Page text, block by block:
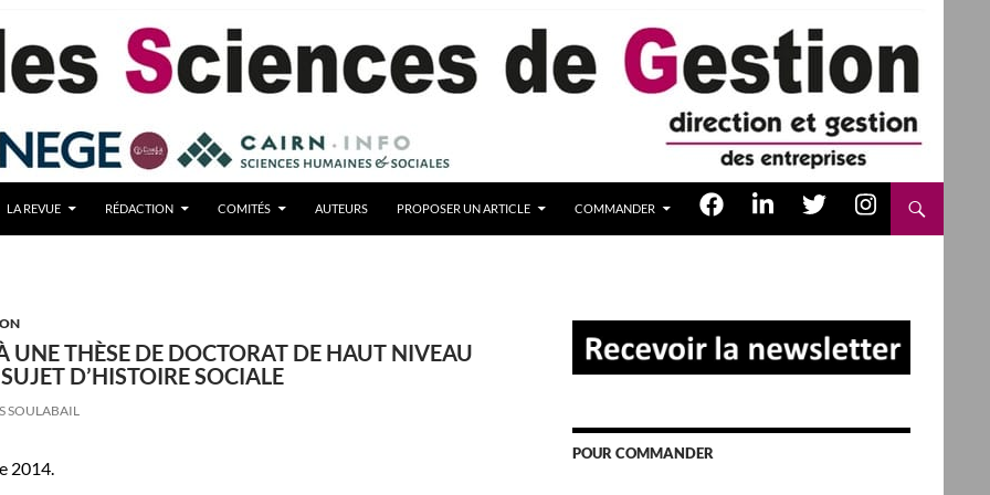
LA REVUE RÉDACTION COMITÉS AUTEURS PROPOSER UN ARTICLE COMMANDER
UNE THÈSE DE DOCTORAT DE HAUT NIVEAU
D’HISTOIRE SOCIALE
SOULABAIL
2014.
POUR COMMANDER